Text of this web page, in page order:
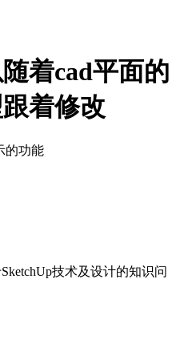
着cad平面的
着修改
的功能
技术及设计的知识问